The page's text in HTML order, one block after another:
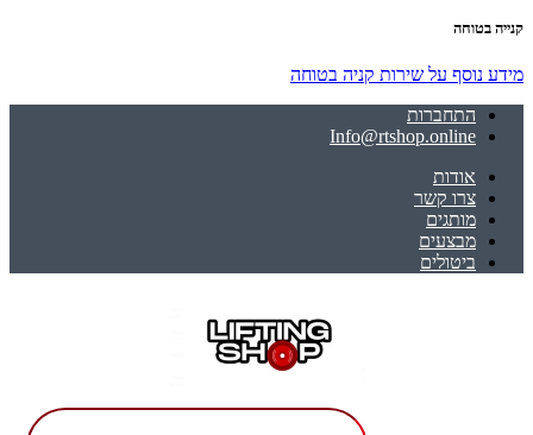
קנייה בטוחה
מידע נוסף על שירות קניה בטוחה
התחברות
Info@rtshop.online
אודות
צרו קשר
מותגים
מבצעים
ביטולים